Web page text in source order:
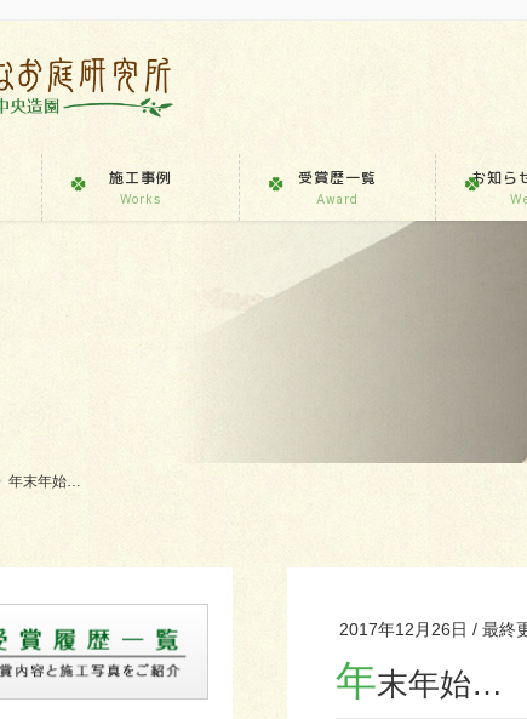
施工事例
Works
受賞歴一覧
Award
お知ら
年末年始…
2017年12月26日 / 最終
年末年始…